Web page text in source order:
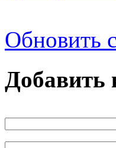
Обновить
Добавить